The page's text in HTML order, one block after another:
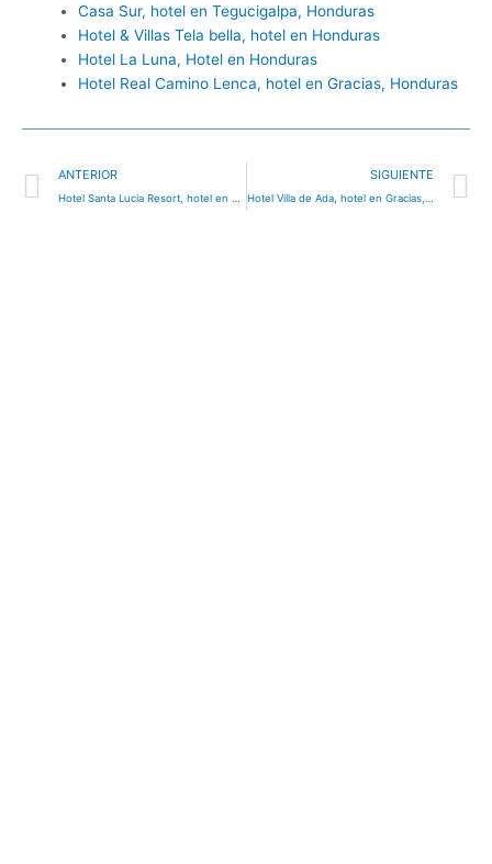
Casa Sur, hotel en Tegucigalpa, Honduras
Hotel & Villas Tela bella, hotel en Honduras
Hotel La Luna, Hotel en Honduras
Hotel Real Camino Lenca, hotel en Gracias, Honduras
Ant
ANTERIOR SIGUIENTE